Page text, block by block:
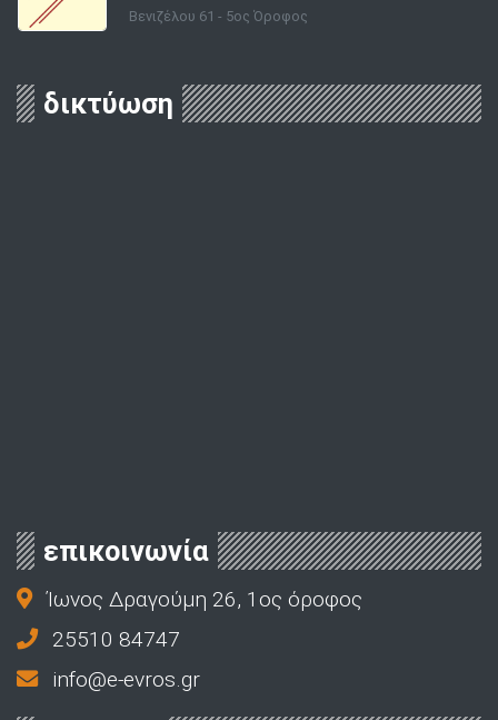
Βενιζέλου 61 - 5ος Όροφος
δικτύωση
επικοινωνία
Ίωνος Δραγούμη 26, 1ος όροφος
25510 84747
info@e-evros.gr